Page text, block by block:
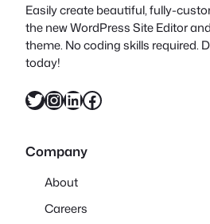
Easily create beautiful, fully-
the new WordPress Site Editor
theme. No coding skills required.
today!
X InstagramLinkedIn Facebook
Company
About
Careers